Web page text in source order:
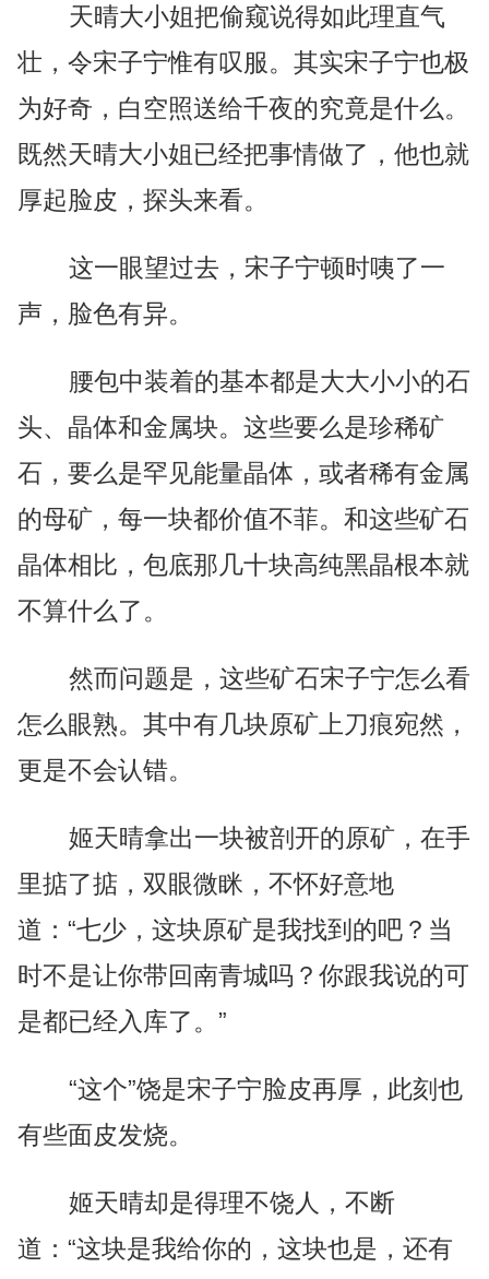
天晴大小姐把偷窥说得如此理直气
壮，令宋子宁惟有叹服。其实宋子宁也极
为好奇，白空照送给千夜的究竟是什么。
既然天晴大小姐已经把事情做了，他也就
厚起脸皮，探头来看。
这一眼望过去，宋子宁顿时咦了一
声，脸色有异。
腰包中装着的基本都是大大小小的石
头、晶体和金属块。这些要么是珍稀矿
石，要么是罕见能量晶体，或者稀有金属
的母矿，每一块都价值不菲。和这些矿石
晶体相比，包底那几十块高纯黑晶根本就
不算什么了。
然而问题是，这些矿石宋子宁怎么看
怎么眼熟。其中有几块原矿上刀痕宛然，
更是不会认错。
姬天晴拿出一块被剖开的原矿，在手
里掂了掂，双眼微眯，不怀好意地
道：“七少，这块原矿是我找到的吧？当
时不是让你带回南青城吗？你跟我说的可
是都已经入库了。”
“这个”饶是宋子宁脸皮再厚，此刻也
有些面皮发烧。
姬天晴却是得理不饶人，不断
道：“这块是我给你的，这块也是，还有